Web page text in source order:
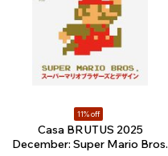
11% off
Casa BRUTUS 2025
December: Super Mario Bros.